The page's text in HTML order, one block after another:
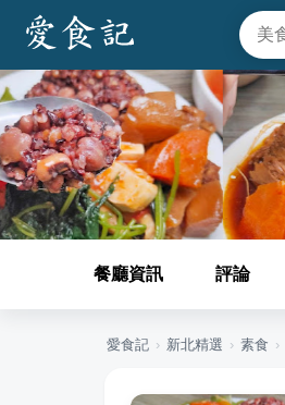
餐廳資訊 評論
愛食記 › 新北精選 › 素食 ›